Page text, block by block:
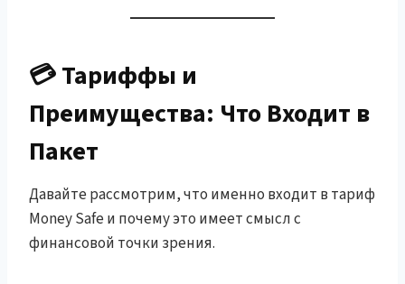
💳 Тариффы и
Преимущества: Что Входит в
Пакет
Давайте рассмотрим, что именно входит в тариф
Money Safe и почему это имеет смысл с
финансовой точки зрения.